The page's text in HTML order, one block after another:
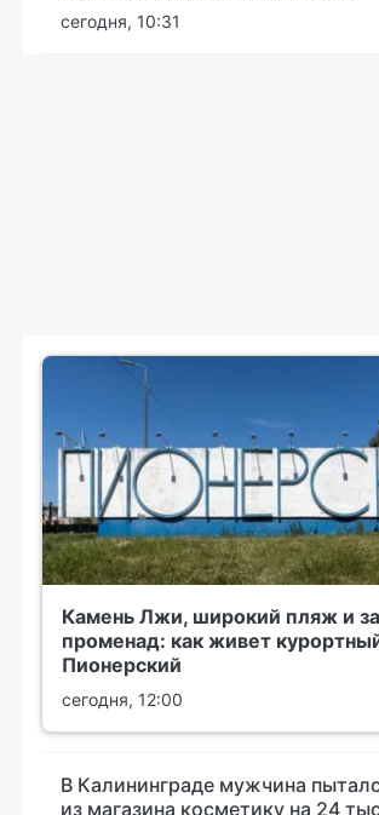
сегодня, 10:31
Камень Лжи, широкий пляж и
променад: как живет
Пионерский
сегодня, 12:00
В Калининграде мужчина
из магазина косметику на 24